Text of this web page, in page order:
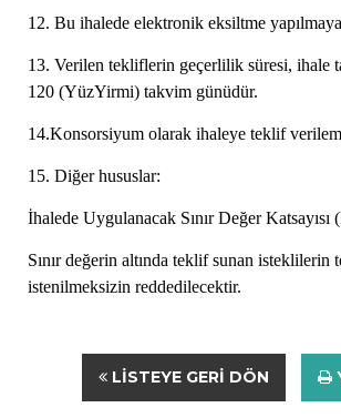
12. Bu ihalede elektronik eksiltme
13. Verilen tekliflerin geçerlilik süresi, ihale
120 (YüzYirmi) takvim günüdür.
14.Konsorsiyum olarak ihaleye teklif
15. Diğer hususlar:
İhalede Uygulanacak Sınır Değer Katsayısı
Sınır değerin altında teklif sunan isteklilerin
istenilmeksizin reddedilecektir.
LISTEYE GERI DÖN